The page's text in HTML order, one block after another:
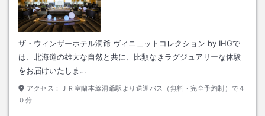
ザ・ウィンザーホテル洞爺 ヴィニェットコレクション by IHGで
は、北海道の雄大な自然と共に、比類なきラグジュアリーな体験
をお届けいたしま…
アクセス：
ＪＲ室蘭本線洞爺駅より送迎バス（無料・完全予約制）で４
０分